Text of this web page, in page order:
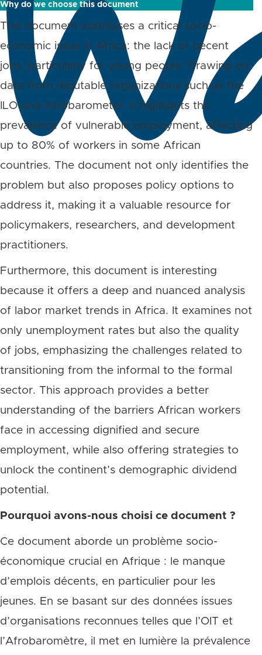
Why do we choose this document
This document addresses a critical socio-
economic issue in Africa: the lack of decent
jobs, particularly for young people. Drawing on
data from reputable organizations such as the
ILO and Afrobarometer, it highlights the
prevalence of vulnerable employment, affecting
up to 80% of workers in some African
countries. The document not only identifies the
problem but also proposes policy options to
address it, making it a valuable resource for
policymakers, researchers, and development
practitioners.
Furthermore, this document is interesting
because it offers a deep and nuanced analysis
of labor market trends in Africa. It examines not
only unemployment rates but also the quality
of jobs, emphasizing the challenges related to
transitioning from the informal to the formal
sector. This approach provides a better
understanding of the barriers African workers
face in accessing dignified and secure
employment, while also offering strategies to
unlock the continent’s demographic dividend
potential.
Pourquoi avons-nous choisi ce document ?
Ce document aborde un problème socio-
économique crucial en Afrique : le manque
d’emplois décents, en particulier pour les
jeunes. En se basant sur des données issues
d’organisations reconnues telles que l’OIT et
l’Afrobaromètre, il met en lumière la prévalence